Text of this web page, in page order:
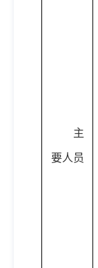
主
要人员